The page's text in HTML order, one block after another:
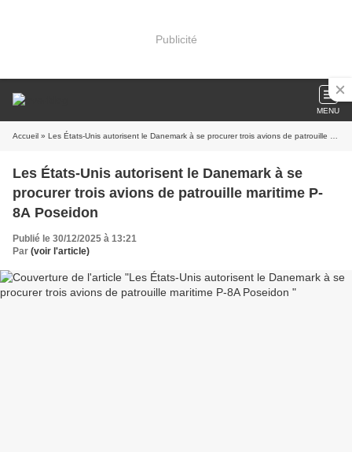
Publicité
MENU
Accueil » Les États-Unis autorisent le Danemark à se procurer trois avions de patrouille maritime P-8A Poseidon
Les États-Unis autorisent le Danemark à se
procurer trois avions de patrouille maritime P-
8A Poseidon
Publié le 30/12/2025 à 13:21
Par (voir l'article)